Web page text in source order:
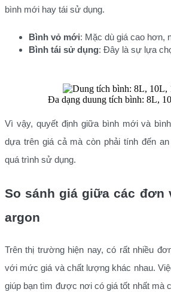
bình mới hay tái sử dụng.
Bình vỏ mới: Mặc dù giá cao hơn,
Bình tái sử dụng: Đây là sự lựa
Đa dạng duung tích bình: 8L,
Vì vậy, quyết định giữa bình mới và
dựa trên giá cả mà còn phải tính đến
quá trình sử dụng.
So sánh giá giữa các đơn
argon
Trên thị trường hiện nay, có rất nhiều
với mức giá và chất lượng khác nhau.
giúp bạn tìm được nơi có giá tốt nhất mà